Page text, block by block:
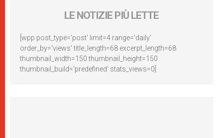
LE NOTIZIE PIÙ LETTE
[wpp post_type='post' limit=4 range='daily'
order_by='views' title_length=68 excerpt_length=68
thumbnail_width=150 thumbnail_height=150
thumbnail_build='predefined' stats_views=0]